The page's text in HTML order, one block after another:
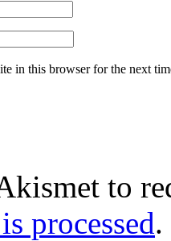
in this browser for the next
to
processed.